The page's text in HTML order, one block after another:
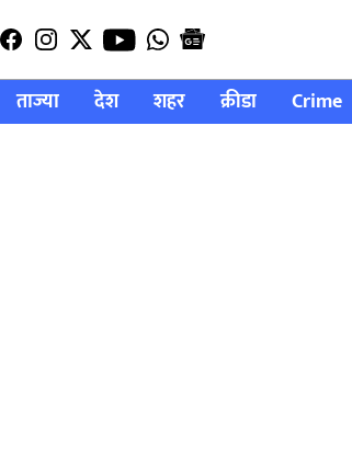
ताज्या देश शहर क्रीडा Crime